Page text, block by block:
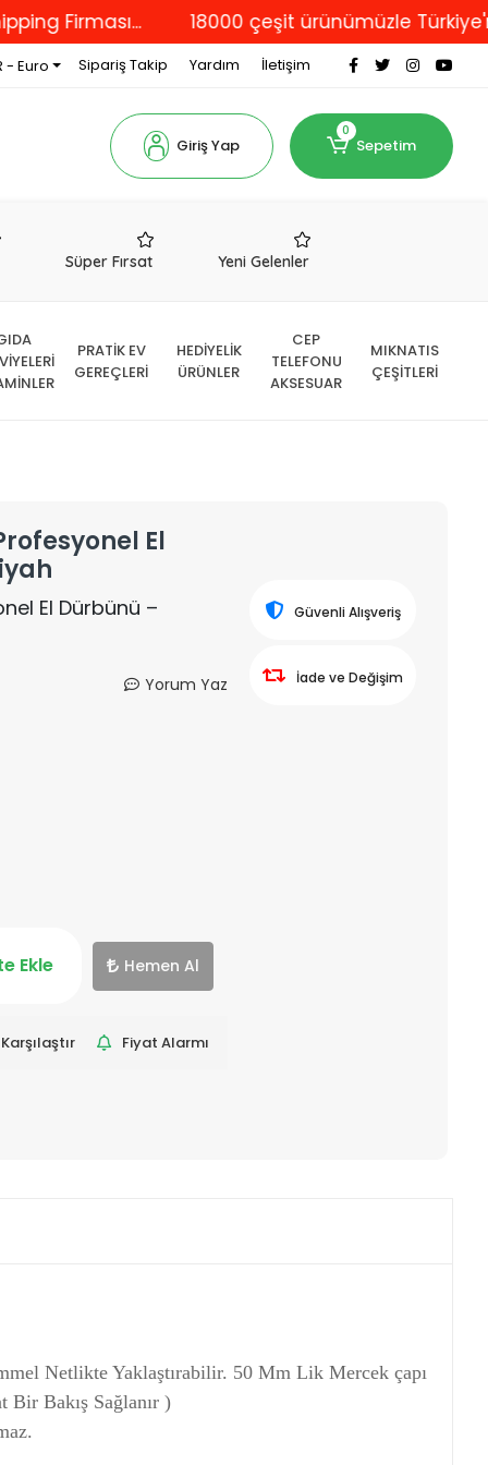
18000 çeşit ürünümüzle Türkiye'nin
- Euro Sipariş Takip Yardım İletişim
Giriş Yap
0
Sepetim
Süper Fırsat Yeni Gelenler
PRATİK EV
GEREÇLERİ
HEDİYELİK
ÜRÜNLER
CEP
TELEFONU
AKSESUAR
MIKNATIS
ÇEŞİTLERİ
El
El Dürbünü –
Yorum Yaz
Ekle Hemen Al
Karşılaştır Fiyat Alarmı
Güvenli Alışveriş
İade ve Değişim
Netlikte Yaklaştırabilir. 50 Mm Lik Mercek çapı
Bakış Sağlanır )